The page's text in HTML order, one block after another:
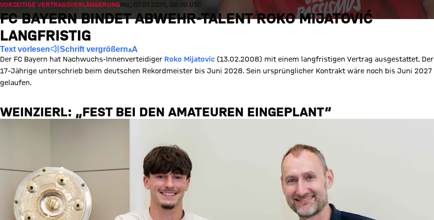
VORZEITIGE VERTRAGSVERLÄNGERUNGMo., 07.07.2025, 08:00 UTC
FC BAYERN BINDET ABWEHR-TALENT ROKO MIJATOVIĆ
LANGFRISTIG
Text vorlesen Schrift vergrößern
Der FC Bayern hat Nachwuchs-Innenverteidiger Roko Mijatovic (13.02.2008) mit einem langfristigen Vertrag ausgestattet. Der
17-Jährige unterschrieb beim deutschen Rekordmeister bis Juni 2028. Sein ursprünglicher Kontrakt wäre noch bis Juni 2027
gelaufen.
WEINZIERL: „FEST BEI DEN AMATEUREN EINGEPLANT“